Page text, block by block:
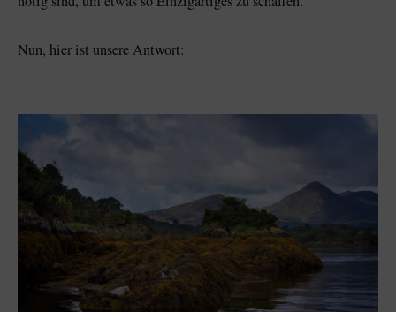
Nun, hier ist unsere Antwort: